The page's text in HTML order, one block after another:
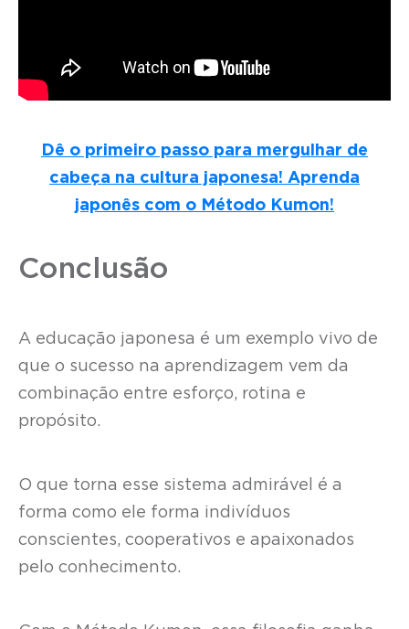
Dê o primeiro passo para mergulhar de
cabeça na cultura japonesa! Aprenda
japonês com o Método Kumon!
Conclusão
A educação japonesa é um exemplo vivo de
que o sucesso na aprendizagem vem da
combinação entre esforço, rotina e
propósito.
O que torna esse sistema admirável é a
forma como ele forma indivíduos
conscientes, cooperativos e apaixonados
pelo conhecimento.